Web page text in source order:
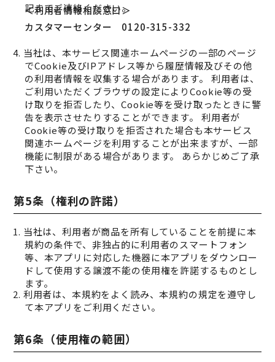
記までご連絡ください。
＜利用者情報相談窓口＞
カスタマーセンター 0120-315-332
4. 当社は、本サービス関連ホームページの一部のページ
でCookie及びIPアドレス等から履歴情報及びその他
の利用者情報を収集する場合があります。 利用者は、
ご利用いただくブラウザの設定によりCookie等の受
け取りを拒否したり、Cookie等を受け取ったときに警
告を表示させたりすることができます。 利用者が
Cookie等の受け取りを拒否された場合も本サービス
関連ホームページを利用することが出来ますが、一部
機能に制限がある場合があります。 あらかじめご了承
下さい。
第5条（権利の許諾）
1. 当社は、利用者が商品を所有していることを前提に本
規約の条件で、非独占的に利用者のスマートフォン
等、本アプリに対応した機器に本アプリをダウンロー
ドして使用する譲渡不能の使用権を許諾するものとし
ます。
2. 利用者は、本規約をよく読み、本規約の規定を遵守し
て本アプリをご利用ください。
第6条（使用権の範囲）